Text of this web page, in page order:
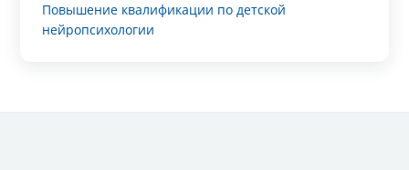
Повышение квалификации по детской
нейропсихологии